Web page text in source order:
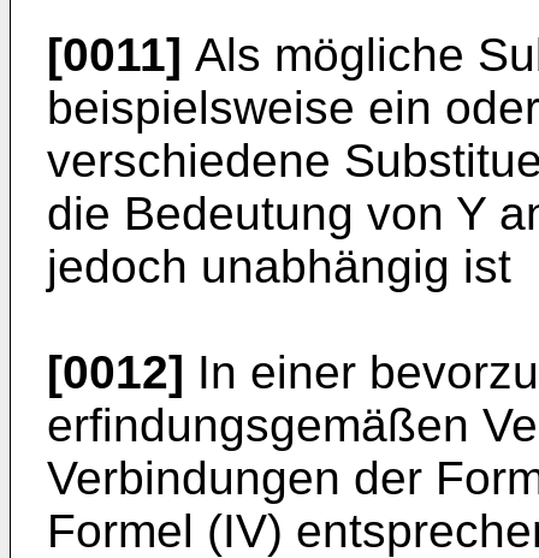
[0011] Als mögliche
beispielsweise ein
verschiedene
die Bedeutung von Y
jedoch unabhängig ist
[0012] In einer
erfindungsgemäßen
Verbindungen der
Formel (IV)